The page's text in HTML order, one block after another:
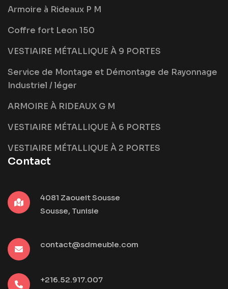
Armoire à Rideaux P M
Coffre fort Leon 150
VESTIAIRE MÉTALLIQUE À 9 PORTES
Service de Montage et Démontage de Rayonnage
Industriel / léger
ARMOIRE À RIDEAUX G M
VESTIAIRE MÉTALLIQUE À 6 PORTES
VESTIAIRE MÉTALLIQUE À 2 PORTES
Contact
4081 Zaoueit Sousse
Sousse, Tunisie
contact@sdmeuble.com
+216.52.917.007